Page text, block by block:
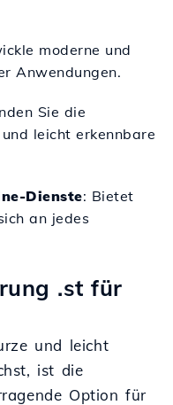
moderne und
Anwendungen.
Sie die
leicht erkennbare
Dienste: Bietet
an jedes
.st für
und leicht
ist die
Option für